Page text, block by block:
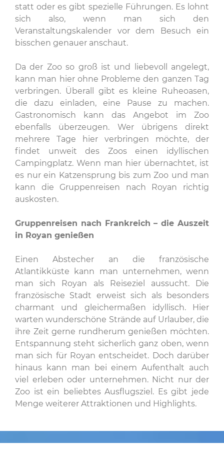
statt oder es gibt spezielle Führungen. Es lohnt
sich also, wenn man sich den
Veranstaltungskalender vor dem Besuch ein
bisschen genauer anschaut.
Da der Zoo so groß ist und liebevoll angelegt,
kann man hier ohne Probleme den ganzen Tag
verbringen. Überall gibt es kleine Ruheoasen,
die dazu einladen, eine Pause zu machen.
Gastronomisch kann das Angebot im Zoo
ebenfalls überzeugen. Wer übrigens direkt
mehrere Tage hier verbringen möchte, der
findet unweit des Zoos einen idyllischen
Campingplatz. Wenn man hier übernachtet, ist
es nur ein Katzensprung bis zum Zoo und man
kann die Gruppenreisen nach Royan richtig
auskosten.
Gruppenreisen nach Frankreich – die Auszeit
in Royan genießen
Einen Abstecher an die französische
Atlantikküste kann man unternehmen, wenn
man sich Royan als Reiseziel aussucht. Die
französische Stadt erweist sich als besonders
charmant und gleichermaßen idyllisch. Hier
warten wunderschöne Strände auf Urlauber, die
ihre Zeit gerne rundherum genießen möchten.
Entspannung steht sicherlich ganz oben, wenn
man sich für Royan entscheidet. Doch darüber
hinaus kann man bei einem Aufenthalt auch
viel erleben oder unternehmen. Nicht nur der
Zoo ist ein beliebtes Ausflugsziel. Es gibt jede
Menge weiterer Attraktionen und Highlights.